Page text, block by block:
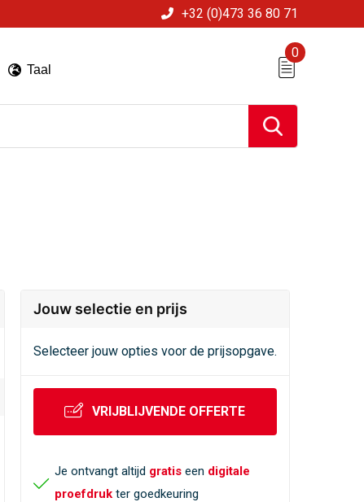
+32 (0)473 36 80 71
Taal
0
Jouw selectie en prijs
Selecteer jouw opties voor de prijsopgave.
VRIJBLIJVENDE OFFERTE
Je ontvangt altijd gratiseen digitale
proefdrukter goedkeuring